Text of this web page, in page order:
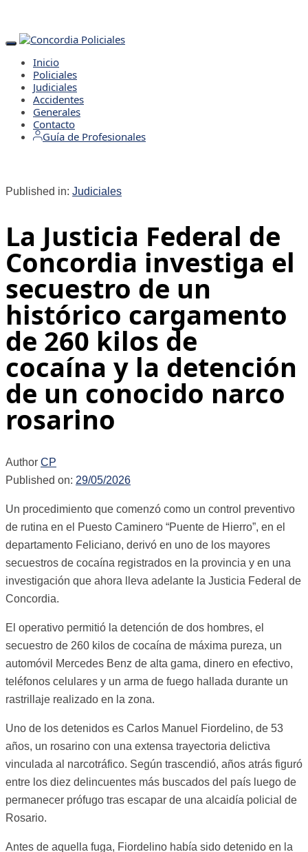
Toggle
navigation
Inicio
Policiales
Judiciales
Accidentes
Generales
Contacto
Guía de Profesionales
Published in: Judiciales
La Justicia Federal de
Concordia investiga el
secuestro de un
histórico cargamento
de 260 kilos de
cocaína y la detención
de un conocido narco
rosarino
Author CP
Published on: 29/05/2026
Un procedimiento que comenzó como un control preventivo
de rutina en el Puesto Caminero “Puente de Hierro”, en el
departamento Feliciano, derivó en uno de los mayores
secuestros de cocaína registrados en la provincia y en una
investigación que ahora lleva adelante la Justicia Federal de
Concordia.
El operativo permitió la detención de dos hombres, el
secuestro de 260 kilos de cocaína de máxima pureza, un
automóvil Mercedes Benz de alta gama, dinero en efectivo,
teléfonos celulares y un arma de fuego hallada durante un
rastrillaje realizado en la zona.
Uno de los detenidos es Carlos Manuel Fiordelino, de 53
años, un rosarino con una extensa trayectoria delictiva
vinculada al narcotráfico. Según trascendió, años atrás figuró
entre los diez delincuentes más buscados del país luego de
permanecer prófugo tras escapar de una alcaidía policial de
Rosario.
Antes de aquella fuga, Fiordelino había sido detenido en la